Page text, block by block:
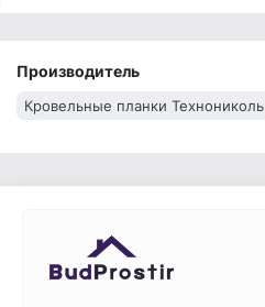
Производитель
Кровельные планки Технониколь